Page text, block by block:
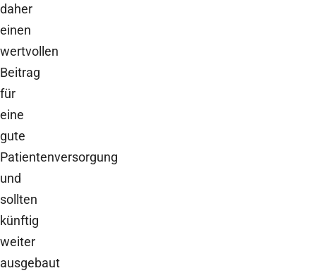
daher
einen
wertvollen
Beitrag
für
eine
gute
Patientenversorgung
und
sollten
künftig
weiter
ausgebaut